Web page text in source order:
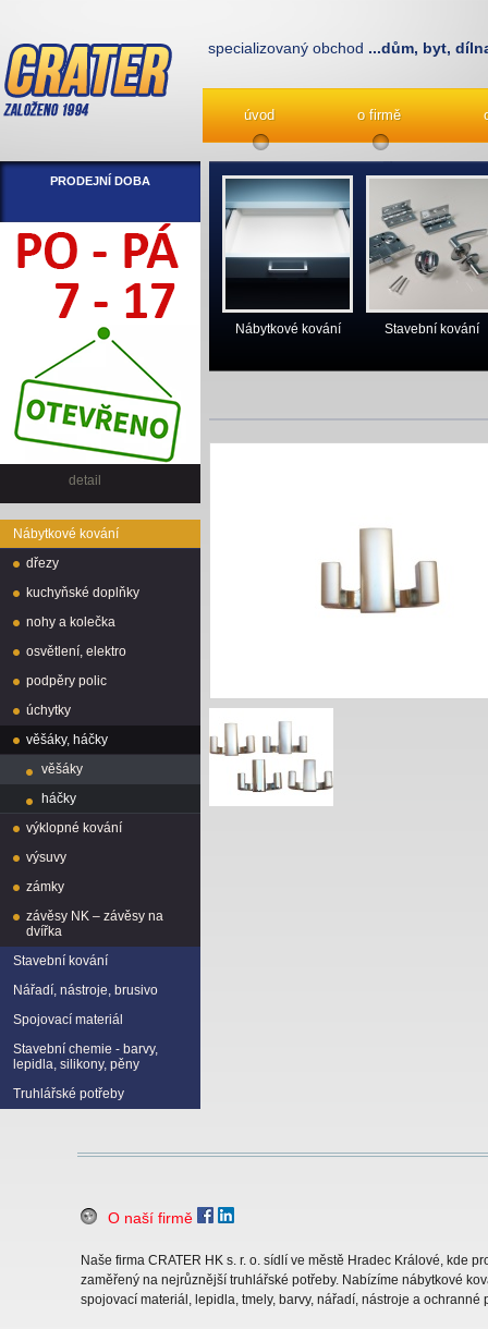
úvod o firmě
specializovaný obchod ...dům, byt,
PRODEJNÍ DOBA
detail
Nábytkové kování
dřezy
kuchyňské doplňky
nohy a kolečka
osvětlení, elektro
podpěry polic
úchytky
věšáky, háčky
věšáky
háčky
výklopné kování
výsuvy
zámky
závěsy NK – závěsy na
dvířka
Stavební kování
Nářadí, nástroje, brusivo
Spojovací materiál
Stavební chemie - barvy,
lepidla, silikony, pěny
Truhlářské potřeby
Nábytkové kování Stavební kování
O naší firmě
Naše firma CRATER HK s. r. o. sídlí ve městě Hradec Králové, kde
zaměřený na nejrůznější truhlářské potřeby. Nabízíme nábytkové
spojovací materiál, lepidla, tmely, barvy, nářadí, nástroje a ochranné